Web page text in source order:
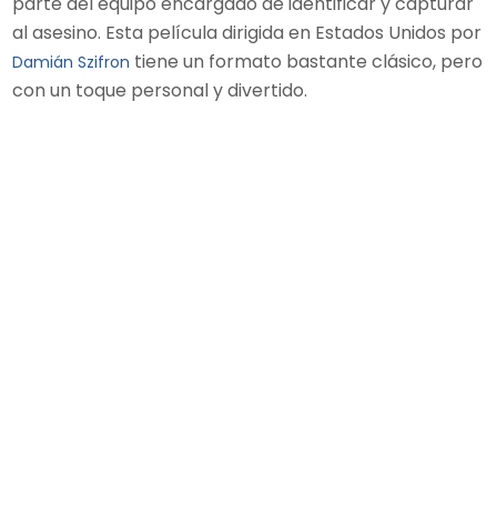
al asesino. Esta película dirigida en Estados Unidos por
Damián Szifron tiene un formato bastante clásico, pero
con un toque personal y divertido.